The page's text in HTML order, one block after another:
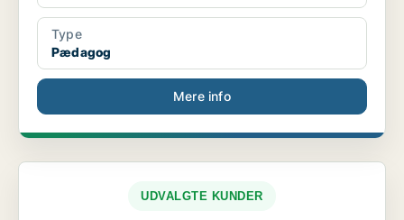
Type
Pædagog
Mere info
UDVALGTE KUNDER